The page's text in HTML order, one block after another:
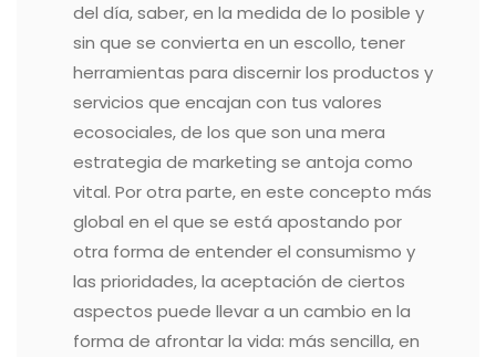
del día, saber, en la medida de lo posible y
sin que se convierta en un escollo, tener
herramientas para discernir los productos y
servicios que encajan con tus valores
ecosociales, de los que son una mera
estrategia de marketing se antoja como
vital. Por otra parte, en este concepto más
global en el que se está apostando por
otra forma de entender el consumismo y
las prioridades, la aceptación de ciertos
aspectos puede llevar a un cambio en la
forma de afrontar la vida: más sencilla, en